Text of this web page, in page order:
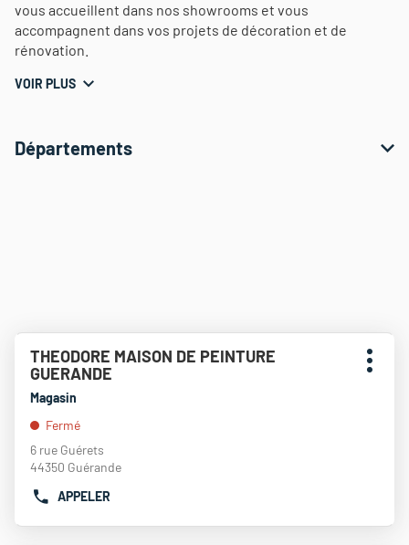
vous accueillent dans nos showrooms et vous
accompagnent dans vos projets de décoration et de
rénovation.
VOIR PLUS
Départements
sur
touche
pour
obtenir
amples
Point
de
vente
:
THEODORE MAISON DE PEINTURE
GUERANDE
Magasin
Fermé
6 rue Guérets
44350 Guérande
APPELER
AFFICHER
Plus